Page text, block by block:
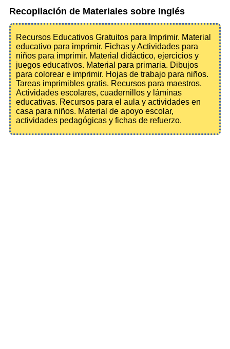
Recopilación de Materiales sobre Inglés
Recursos Educativos Gratuitos para Imprimir. Material
educativo para imprimir. Fichas y Actividades para
niños para imprimir. Material didáctico, ejercicios y
juegos educativos. Material para primaria. Dibujos
para colorear e imprimir. Hojas de trabajo para niños.
Tareas imprimibles gratis. Recursos para maestros.
Actividades escolares, cuadernillos y láminas
educativas. Recursos para el aula y actividades en
casa para niños. Material de apoyo escolar,
actividades pedagógicas y fichas de refuerzo.